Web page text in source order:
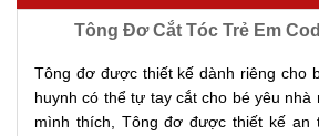
Tông Đơ Cắt Tóc Trẻ Em
Tông đơ được thiết kế dành riêng cho
huynh có thể tự tay cắt cho bé yêu
mình thích, Tông đơ được thiết kế an